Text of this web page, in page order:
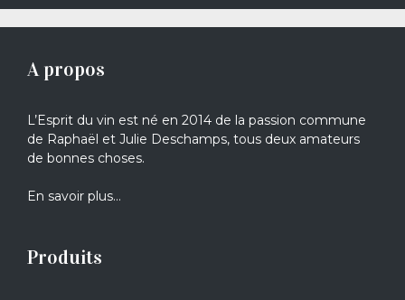
A propos
L’Esprit du vin est né en 2014 de la passion commune
de Raphaël et Julie Deschamps, tous deux amateurs
de bonnes choses.
En savoir plus…
Produits